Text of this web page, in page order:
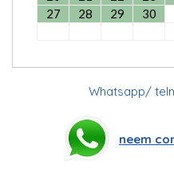
27
28 29 30
Whatsapp/
neem